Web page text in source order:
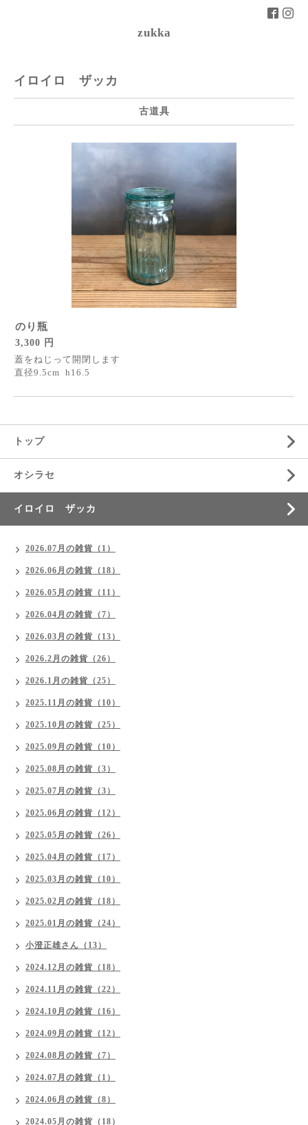
zukka
イロイロ ザッカ
古道具
のり瓶
3,300 円
蓋をねじって開閉します
直径9.5cm h16.5
トップ
オシラセ
イロイロ ザッカ
2026.07月の雑貨（1）
2026.06月の雑貨（18）
2026.05月の雑貨（11）
2026.04月の雑貨（7）
2026.03月の雑貨（13）
2026.2月の雑貨（26）
2026.1月の雑貨（25）
2025.11月の雑貨（10）
2025.10月の雑貨（25）
2025.09月の雑貨（10）
2025.08月の雑貨（3）
2025.07月の雑貨（3）
2025.06月の雑貨（12）
2025.05月の雑貨（26）
2025.04月の雑貨（17）
2025.03月の雑貨（10）
2025.02月の雑貨（18）
2025.01月の雑貨（24）
小澄正雄さん（13）
2024.12月の雑貨（18）
2024.11月の雑貨（22）
2024.10月の雑貨（16）
2024.09月の雑貨（12）
2024.08月の雑貨（7）
2024.07月の雑貨（1）
2024.06月の雑貨（8）
2024.05月の雑貨（18）